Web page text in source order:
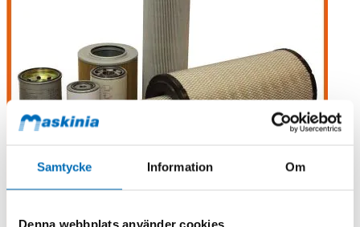
Samtycke Information Om
Denna webbplats använder cookies